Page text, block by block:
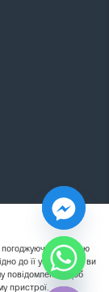
із цією
до її умов. Якщо ви
повідомленні, щоб
пристрої.
chaty